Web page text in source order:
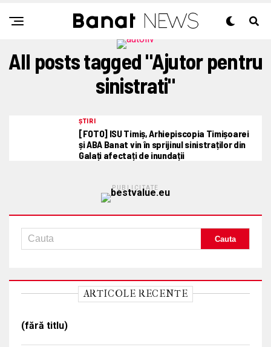
All posts tagged "Ajutor pentru
sinistrati"
ȘTIRI
[FOTO] ISU Timiș, Arhiepiscopia Timișoarei
și ABA Banat vin în sprijinul sinistraților din
Galați afectați de inundații
PUBLICITATE
ARTICOLE RECENTE
(fără titlu)